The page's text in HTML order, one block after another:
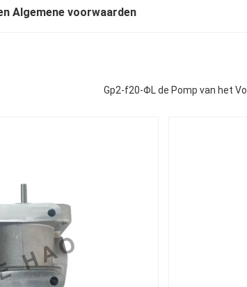
Algemene voorwaarden
Gp2-f20-ΦL de Pomp van het